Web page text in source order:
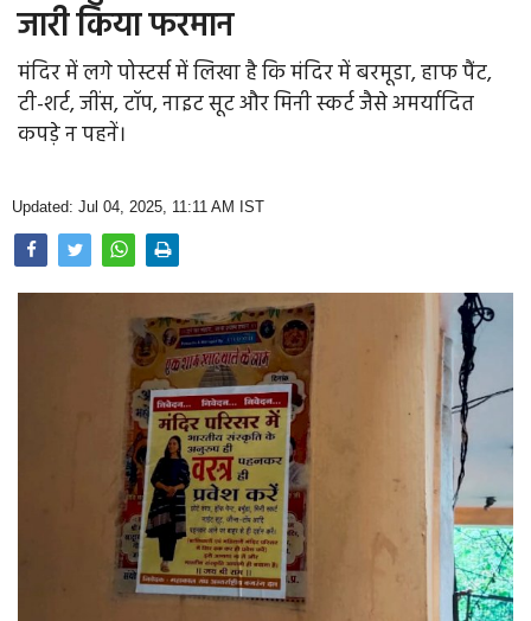
Political Gossips
Farm & Food
Opinion
Photo Gallery
Home
जारी किया फरमान
मंदिर में लगे पोस्टर्स में लिखा है कि मंदिर में बरमूडा, हाफ पैंट,
टी-शर्ट, जींस, टॉप, नाइट सूट और मिनी स्कर्ट जैसे अमर्यादित
कपड़े न पहनें।
Updated: Jul 04, 2025, 11:11 AM IST